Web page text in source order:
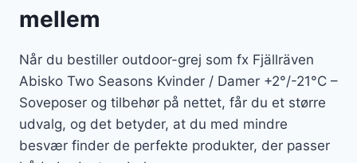
mellem
Når du bestiller outdoor-grej som fx Fjällräven
Abisko Two Seasons Kvinder / Damer +2°/-21°C –
Soveposer og tilbehør på nettet, får du et større
udvalg, og det betyder, at du med mindre
besvær finder de perfekte produkter, der passer